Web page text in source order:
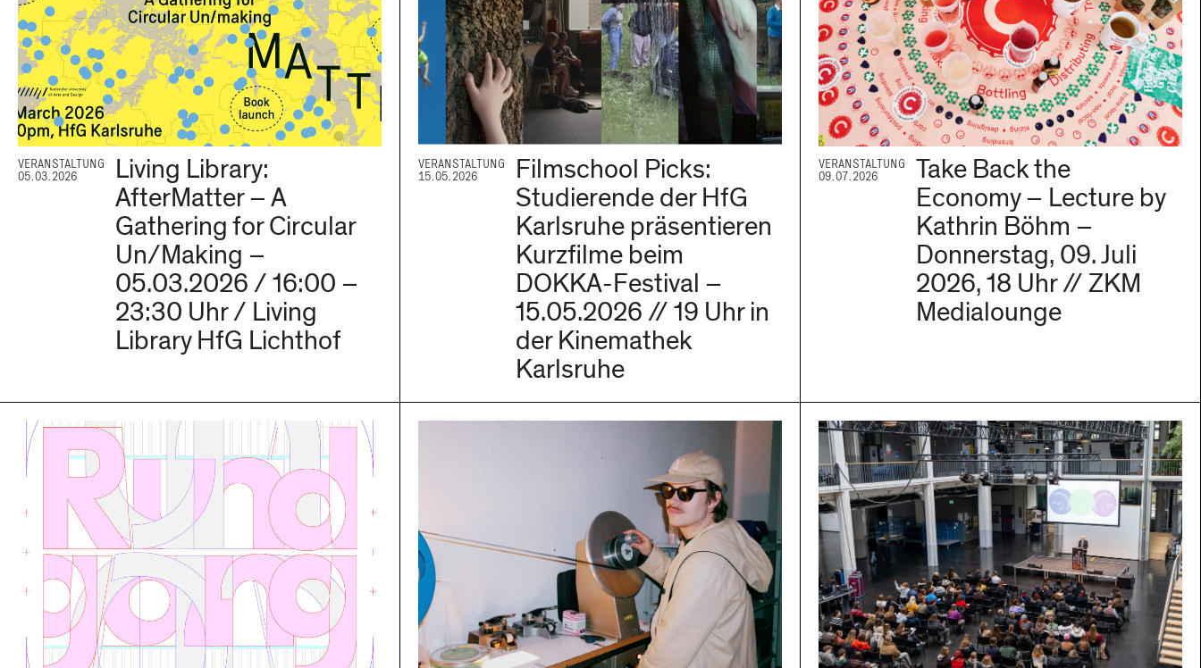
VERANSTALTUNG
05.03.2026
Living Library:
AfterMatter – A
Gathering for Circular
Un/Making –
05.03.2026 / 16:00 –
23:30 Uhr / Living
Library HfG Lichthof
VERANSTALTUNG
15.05.2026
Filmschool Picks:
Studierende der HfG
Karlsruhe präsentieren
Kurzfilme beim
DOKKA-Festival –
15.05.2026 // 19 Uhr in
der Kinemathek
Karlsruhe
VERANSTALTUNG
09.07.2026
Take Back the
Economy – Lecture by
Kathrin Böhm –
Donnerstag, 09. Juli
2026, 18 Uhr // ZKM
Medialounge